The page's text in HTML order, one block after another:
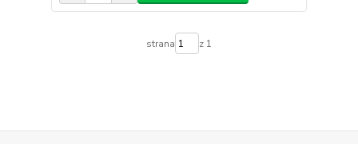
strana z 1